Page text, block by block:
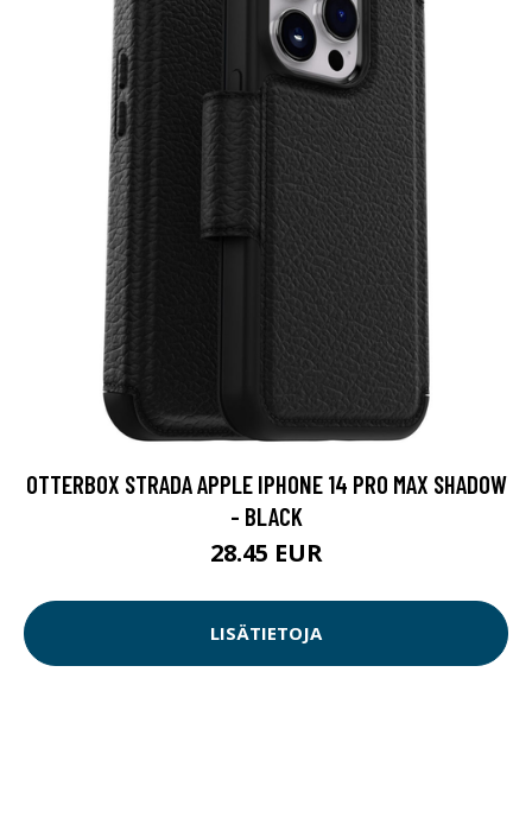
OTTERBOX STRADA APPLE IPHONE 14 PRO MAX SHADOW
- BLACK
28.45 EUR
LISÄTIETOJA